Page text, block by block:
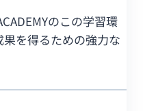
のこの学習環
を得るための強力な